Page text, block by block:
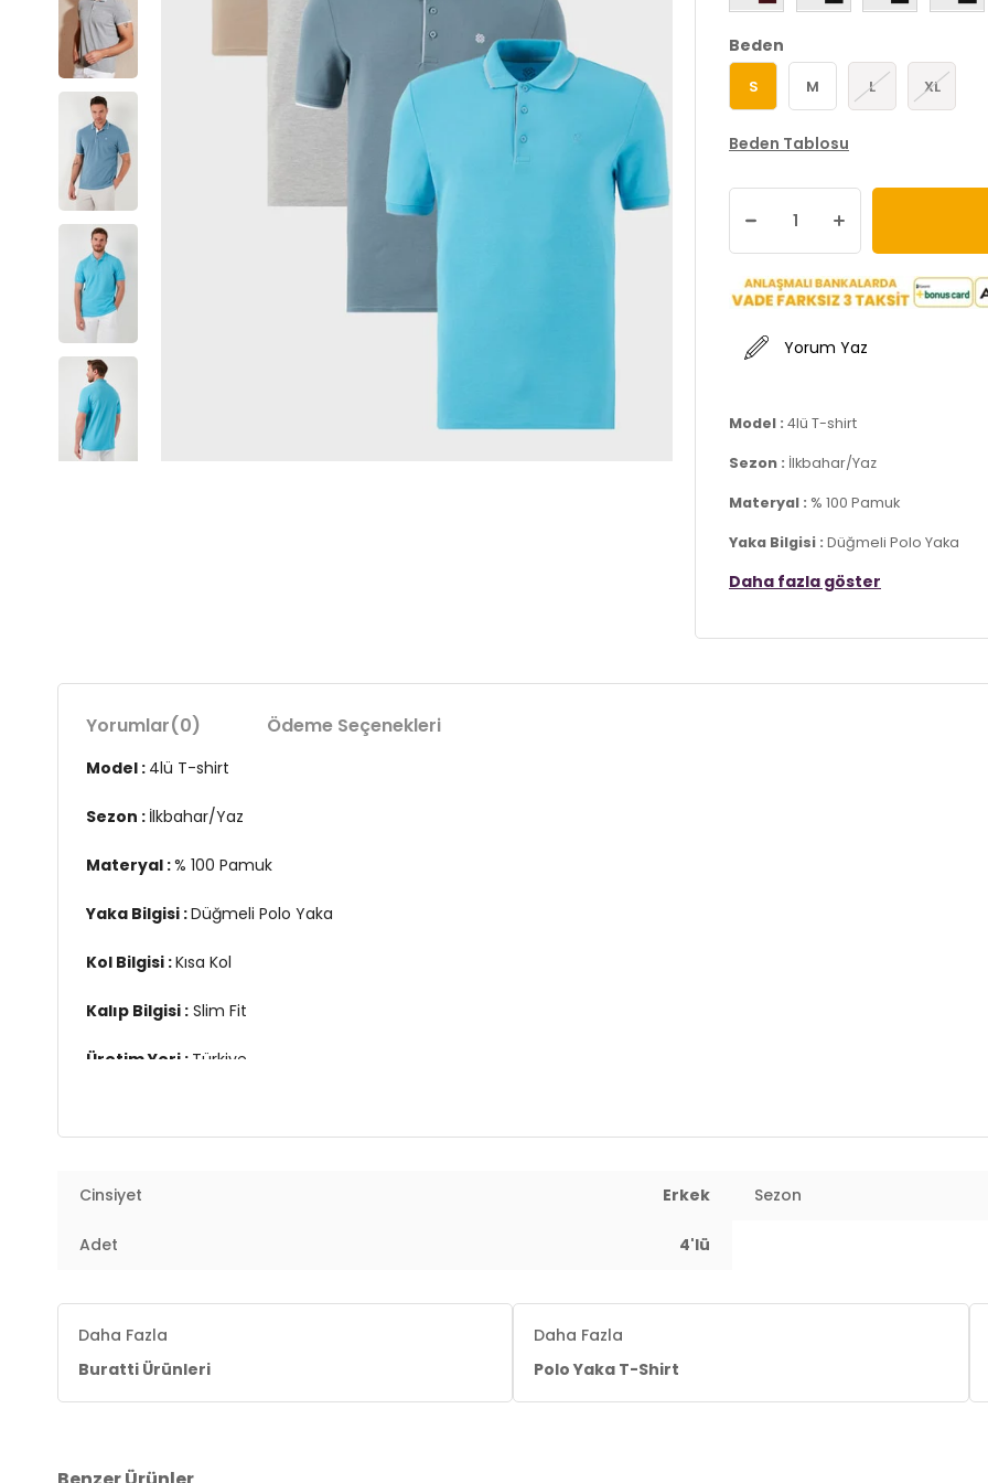
Beden
S M L XL
Beden Tablosu
Yorum Yaz
Model : 4lü T-shirt
Sezon : İlkbahar/Yaz
Materyal : % 100 Pamuk
Yaka Bilgisi : Düğmeli Polo Yaka
Kol Bilgisi :Kısa Kol
7DS15902118S4.6126
Daha fazla göster
Yorumlar(0) Ödeme Seçenekleri
Model : 4lü T-shirt
Sezon : İlkbahar/Yaz
Materyal :% 100 Pamuk
Yaka Bilgisi :Düğmeli Polo Yaka
Kol Bilgisi :Kısa Kol
Kalıp Bilgisi : Slim Fit
Üretim Yeri : Türkiye
Cinsiyet Erkek Sezon
Adet 4'lü
Daha Fazla
Buratti Ürünleri
Daha Fazla
Polo Yaka T-Shirt